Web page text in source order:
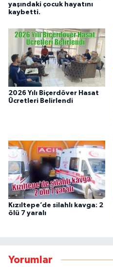
yaşındaki çocuk hayatını
kaybetti.
2026 Yılı Biçerdöver Hasat
Ücretleri Belirlendi
Kızıltepe’de silahlı kavga: 2
ölü 7 yaralı
Yorumlar